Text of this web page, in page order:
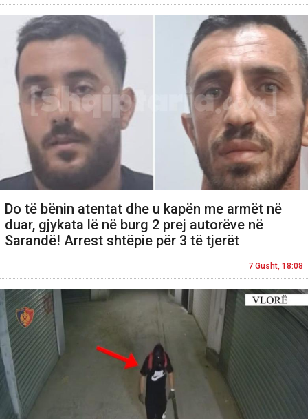
Do të bënin atentat dhe u kapën me armët në
duar, gjykata lë në burg 2 prej autorëve në
Sarandë! Arrest shtëpie për 3 të tjerët
7 Gusht, 18:08